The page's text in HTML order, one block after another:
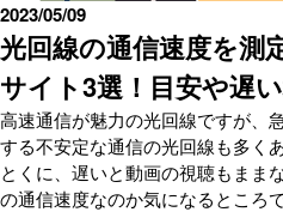
光回線の通信速度を測
サイト3選！目安や遅
2023/05/09
高速通信が魅力の光回線ですが、
する不安定な通信の光回線も多くあ
とくに、遅いと動画の視聴もまま
の通信速度なのか気になるところで